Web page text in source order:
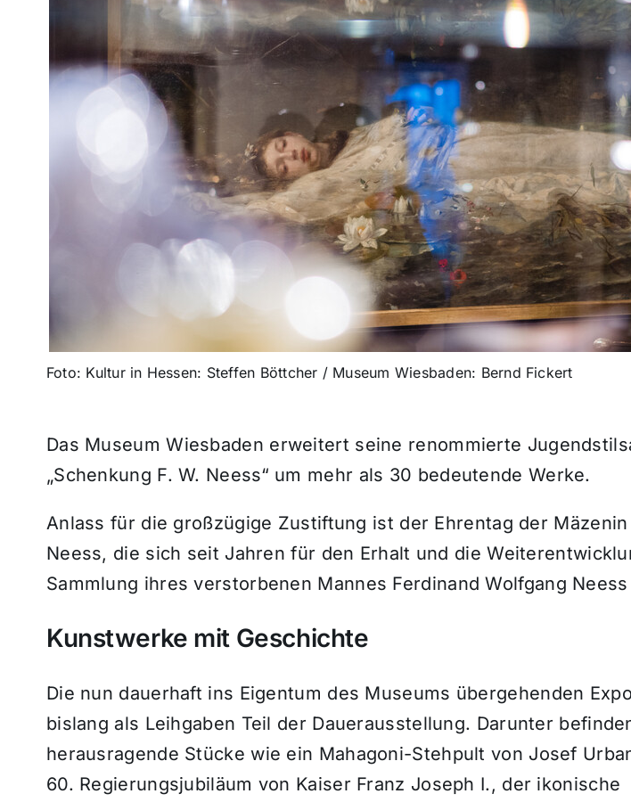
Foto: Kultur in Hessen: Steffen Böttcher / Museum Wiesbaden: Bernd Fickert
Das Museum Wiesbaden erweitert seine renommierte
„Schenkung F. W. Neess“ um mehr als 30 bedeutende Werke.
Anlass für die großzügige Zustiftung ist der Ehrentag der Mäzenin
Neess, die sich seit Jahren für den Erhalt und die
Sammlung ihres verstorbenen Mannes Ferdinand Wolfgang
Kunstwerke mit Geschichte
Die nun dauerhaft ins Eigentum des Museums übergehenden
bislang als Leihgaben Teil der Dauerausstellung. Darunter
herausragende Stücke wie ein Mahagoni-Stehpult von Josef
60. Regierungsjubiläum von Kaiser Franz Joseph I., der ikonische